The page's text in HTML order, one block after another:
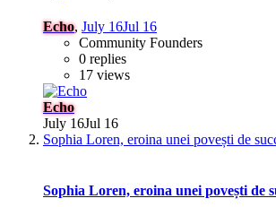
Echo, July 16Jul 16
Community Founders
0 replies
17 views
Echo
July 16Jul 16
Sophia Loren, eroina unei povești de
Sophia Loren, eroina unei povești de